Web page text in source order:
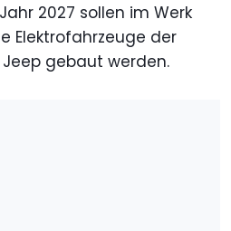
2027 sollen im Werk
Elektrofahrzeuge der
gebaut werden.